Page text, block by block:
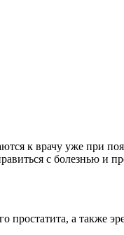
к врачу уже при
с болезнью и
простатита, а также